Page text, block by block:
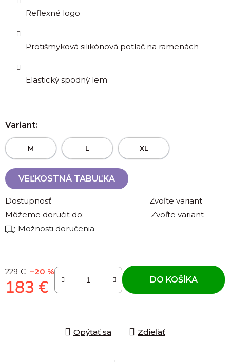
Reflexné logo
Protišmyková silikónová potlač na ramenách
Elastický spodný lem
Variant:
M L XL
VEĽKOSTNÁ TABUĽKA
Dostupnosť
Zvoľte variant
Môžeme doručiť do:
Zvoľte variant
Možnosti doručenia
229 € –20 %
183 € DO KOŠÍKA
Opýtať sa Zdieľať